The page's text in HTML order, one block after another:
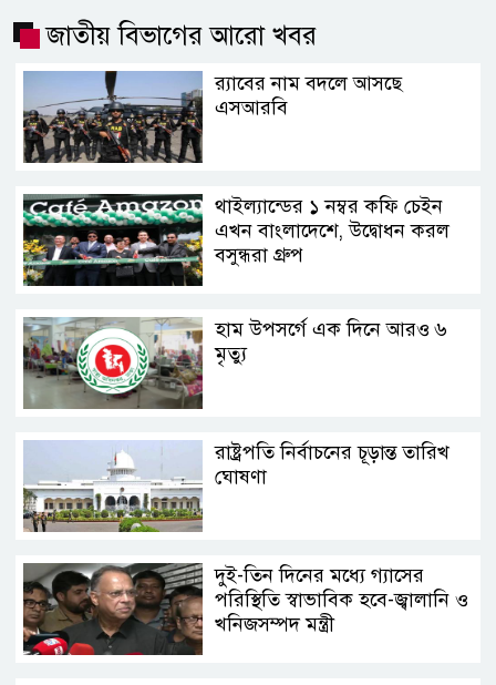
জাতীয় বিভাগের আরো খবর
র‍্যাবের নাম বদলে আসছে
এসআরবি
থাইল্যান্ডের ১ নম্বর কফি চেইন
এখন বাংলাদেশে, উদ্বোধন করল
বসুন্ধরা গ্রুপ
হাম উপসর্গে এক দিনে আরও ৬
মৃত্যু
রাষ্ট্রপতি নির্বাচনের চূড়ান্ত তারিখ
ঘোষণা
দুই-তিন দিনের মধ্যে গ্যাসের
পরিস্থিতি স্বাভাবিক হবে-জ্বালানি ও
খনিজসম্পদ মন্ত্রী